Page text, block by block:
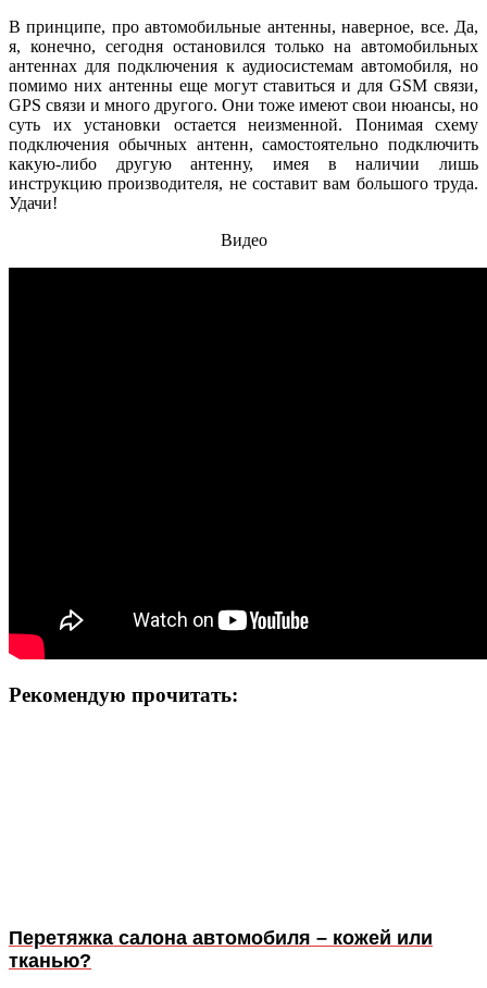
В принципе, про автомобильные антенны, наверное, все. Да,
я, конечно, сегодня остановился только на автомобильных
антеннах для подключения к аудиосистемам автомобиля, но
помимо них антенны еще могут ставиться и для GSM связи,
GPS связи и много другого. Они тоже имеют свои нюансы, но
суть их установки остается неизменной. Понимая схему
подключения обычных антенн, самостоятельно подключить
какую-либо другую антенну, имея в наличии лишь
инструкцию производителя, не составит вам большого труда.
Удачи!
Видео
Рекомендую прочитать:
Перетяжка салона автомобиля – кожей или
тканью?